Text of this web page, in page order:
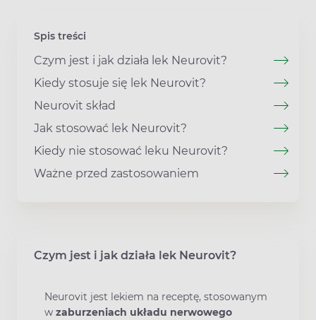
Spis treści
Czym jest i jak działa lek Neurovit?
Kiedy stosuje się lek Neurovit?
Neurovit skład
Jak stosować lek Neurovit?
Kiedy nie stosować leku Neurovit?
Ważne przed zastosowaniem
Czym jest i jak działa lek Neurovit?
Neurovit jest lekiem na receptę, stosowanym
w zaburzeniach układu nerwowego